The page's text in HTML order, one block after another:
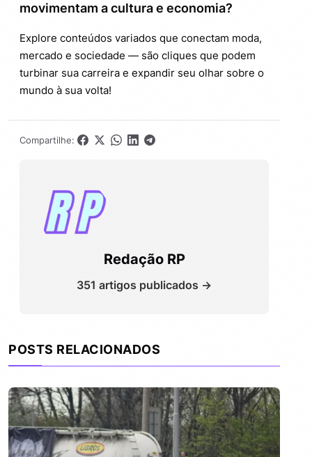
movimentam a cultura e economia?
Explore conteúdos variados que conectam moda,
mercado e sociedade — são cliques que podem
turbinar sua carreira e expandir seu olhar sobre o
mundo à sua volta!
Compartilhe:
Redação RP
351 artigos publicados →
POSTS RELACIONADOS